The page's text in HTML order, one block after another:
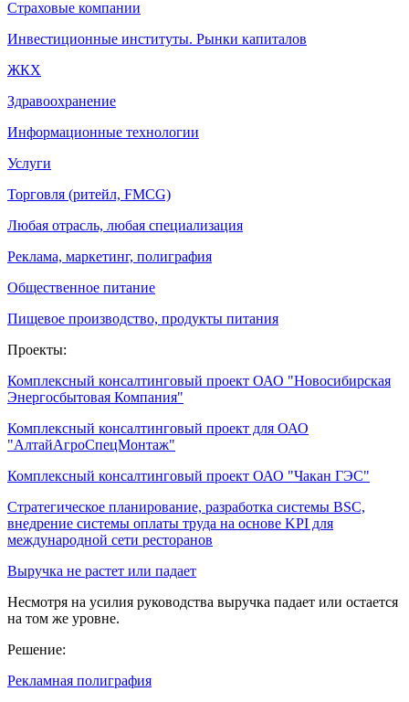
Страховые компании
Инвестиционные институты. Рынки капиталов
ЖКХ
Здравоохранение
Информационные технологии
Услуги
Торговля (ритейл, FMCG)
Любая отрасль, любая специализация
Реклама, маркетинг, полиграфия
Общественное питание
Пищевое производство, продукты питания
Проекты:
Комплексный консалтинговый проект ОАО "Новосибирская
Энергосбытовая Компания"
Комплексный консалтинговый проект для ОАО
"АлтайАгроСпецМонтаж"
Комплексный консалтинговый проект ОАО "Чакан ГЭС"
Стратегическое планирование, разработка системы BSC,
внедрение системы оплаты труда на основе KPI для
международной сети ресторанов
Выручка не растет или падает
Несмотря на усилия руководства выручка падает или остается
на том же уровне.
Решение:
Рекламная полиграфия